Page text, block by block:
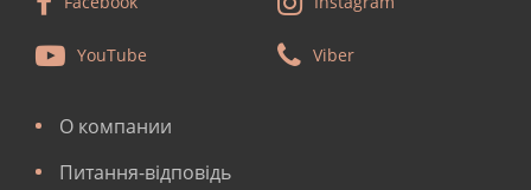
YouTube Viber
О компании
Питання-відповідь